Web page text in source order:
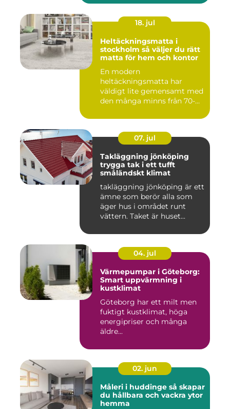
18. jul
Heltäckningsmatta i
stockholm så väljer du rätt
matta för hem och kontor
En modern
heltäckningsmatta har
väldigt lite gemensamt med
den många minns från 70-
07. jul
Takläggning jönköping
trygga tak i ett tufft
småländskt klimat
takläggning jönköping är ett
ämne som berör alla som
äger hus i området runt
vättern. Taket är huset...
04. jul
Värmepumpar i Göteborg:
Smart uppvärmning i
kustklimat
Göteborg har ett milt men
fuktigt kustklimat, höga
energipriser och många
äldre...
02. jun
Måleri i huddinge så skapar
du hållbara och vackra ytor
hemma